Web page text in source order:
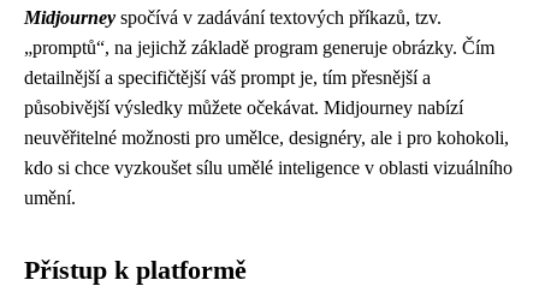
Midjourney spočívá v zadávání textových příkazů, tzv.
„promptů“, na jejichž základě program generuje obrázky. Čím
detailnější a specifičtější váš prompt je, tím přesnější a
působivější výsledky můžete očekávat. Midjourney nabízí
neuvěřitelné možnosti pro umělce, designéry, ale i pro kohokoli,
kdo si chce vyzkoušet sílu umělé inteligence v oblasti vizuálního
umění.
Přístup k platformě